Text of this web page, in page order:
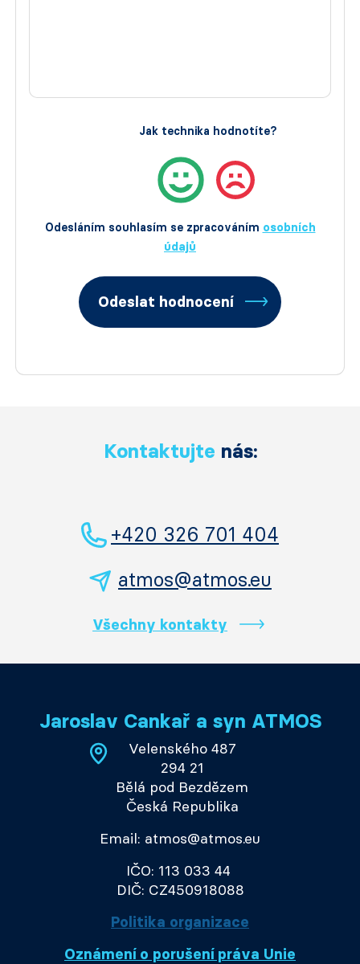
Odesláním souhlasím se zpracováním osobních
údajů
Jak technika hodnotíte?
Odeslat hodnocení
Kontaktujte nás:
+420 326 701 404
atmos@atmos.eu
Všechny kontakty
Jaroslav Cankař a syn ATMOS
Velenského 487
294 21
Bělá pod Bezdězem
Česká Republika
Email: atmos@atmos.eu
IČO: 113 033 44
DIČ: CZ450918088
Politika organizace
Oznámení o porušení práva Unie